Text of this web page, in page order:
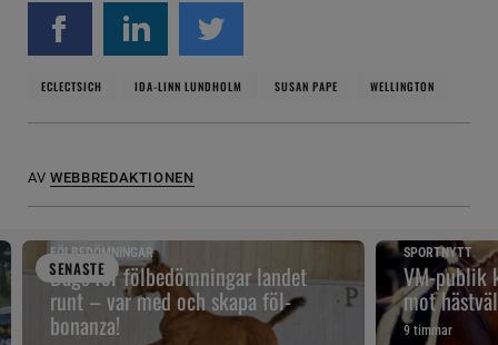
ECLECTSICH IDA-LINN LUNDHOLM SUSAN PAPE WELLINGTON
AV WEBBREDAKTIONEN
SENASTE
FÖLBEDÖMNINGAR
Dags för fölbedömningar landet
runt – var med och skapa föl-
bonanza!
SPORTNYTT
VM-publik
mot
9 timmar